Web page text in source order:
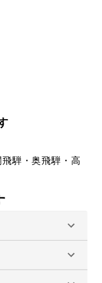
飛騨・奥飛騨・高